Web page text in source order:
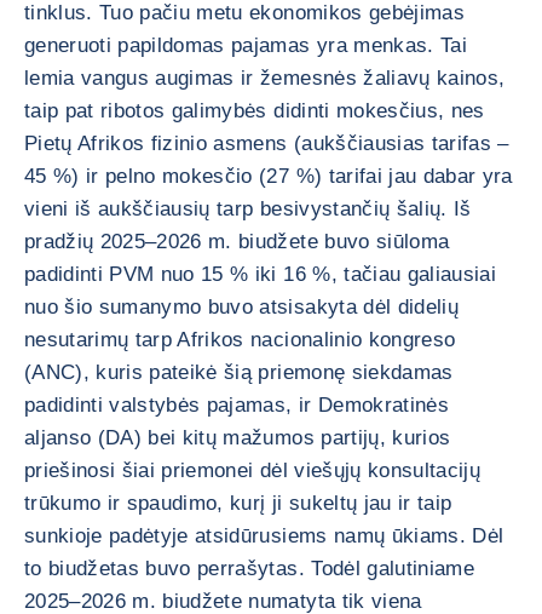
tinklus. Tuo pačiu metu ekonomikos gebėjimas
generuoti papildomas pajamas yra menkas. Tai
lemia vangus augimas ir žemesnės žaliavų kainos,
taip pat ribotos galimybės didinti mokesčius, nes
Pietų Afrikos fizinio asmens (aukščiausias tarifas –
45 %) ir pelno mokesčio (27 %) tarifai jau dabar yra
vieni iš aukščiausių tarp besivystančių šalių. Iš
pradžių 2025–2026 m. biudžete buvo siūloma
padidinti PVM nuo 15 % iki 16 %, tačiau galiausiai
nuo šio sumanymo buvo atsisakyta dėl didelių
nesutarimų tarp Afrikos nacionalinio kongreso
(ANC), kuris pateikė šią priemonę siekdamas
padidinti valstybės pajamas, ir Demokratinės
aljanso (DA) bei kitų mažumos partijų, kurios
priešinosi šiai priemonei dėl viešųjų konsultacijų
trūkumo ir spaudimo, kurį ji sukeltų jau ir taip
sunkioje padėtyje atsidūrusiems namų ūkiams. Dėl
to biudžetas buvo perrašytas. Todėl galutiniame
2025–2026 m. biudžete numatyta tik viena